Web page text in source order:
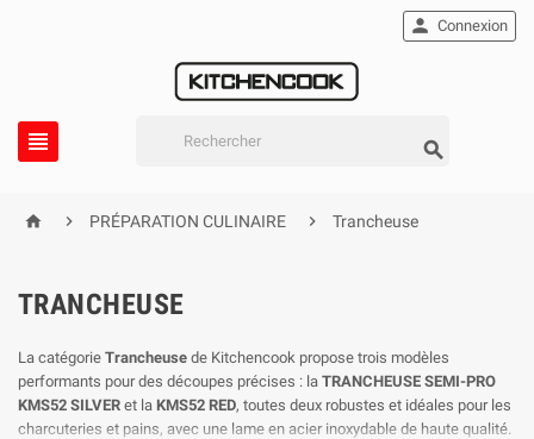
 
 Connexion
  PRÉPARATION CULINAIRE  Trancheuse
TRANCHEUSE
La catégorie Trancheuse de Kitchencook propose trois modèles
performants pour des découpes précises : la TRANCHEUSE SEMI-PRO
KMS52 SILVER et la KMS52 RED, toutes deux robustes et idéales pour les
charcuteries et pains, avec une lame en acier inoxydable de haute qualité.